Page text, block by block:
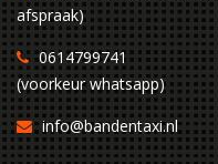
afspraak)
0614799741
(voorkeur whatsapp)
info@bandentaxi.nl